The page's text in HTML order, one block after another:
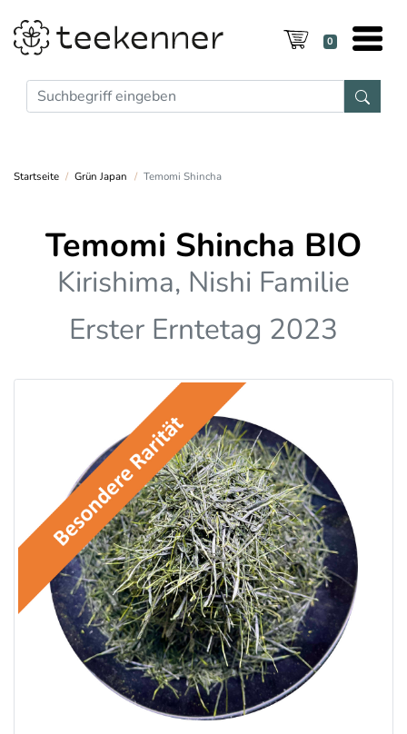
0
Startseite Grün Japan Temomi Shincha
Temomi Shincha BIO
Kirishima, Nishi Familie
Erster Erntetag 2023